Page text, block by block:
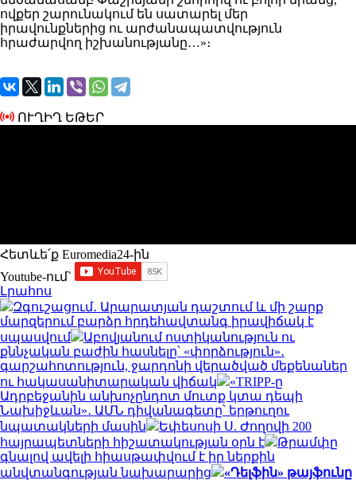
ովքեր շարունակում են սատարել մեր
իրավունքներից ու արժանապատվություն
հրաժարվող իշխանությանը…»։
ՈՒՂԻՂ ԵԹԵՐ
Հետևե՛ք Euromedia24-ին
Youtube-ում`
Լրահոս
Զգուշացում․ Արարատյան դաշտում և մի շարք
մարզերում բարձր հրդեհավտանգ իրավիճակ է
սպասվում
Աբովյանում ոստիկանություն ու
քննչական բաժին հասնելը՝ «փորձություն»․
գարշահոտություն, ջարդոնի վերածված մեքենաներ
ու հակասանիտարական վիճակ
«TRIPP-ը
Ադրբեջանին անխոչընդոտ մուտք կտա դեպի
Նախիջևան»․ ԱՄՆ դիվանագետը՝ երթուղու
նպատակների մասին
Եփեսոսի Ս. Ժողովի 200
հայրապետների հիշատակության օրն է
Թրամփը
գնալով ավելի հիասթափվում է իր ներքին
անվտանգության նախարարից
«Դելֆին» թայֆունը